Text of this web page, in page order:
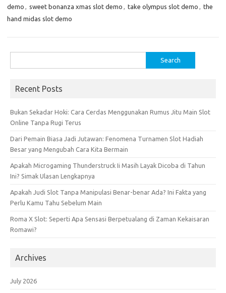
demo , sweet bonanza xmas slot demo , take olympus slot demo , the
hand midas slot demo
for:
Recent Posts
Bukan Sekadar Hoki: Cara Cerdas Menggunakan Rumus Jitu Main Slot
Online Tanpa Rugi Terus
Dari Pemain Biasa Jadi Jutawan: Fenomena Turnamen Slot Hadiah
Besar yang Mengubah Cara Kita Bermain
Apakah Microgaming Thunderstruck Ii Masih Layak Dicoba di Tahun
Ini? Simak Ulasan Lengkapnya
Apakah Judi Slot Tanpa Manipulasi Benar-benar Ada? Ini Fakta yang
Perlu Kamu Tahu Sebelum Main
Roma X Slot: Seperti Apa Sensasi Berpetualang di Zaman Kekaisaran
Romawi?
Archives
July 2026